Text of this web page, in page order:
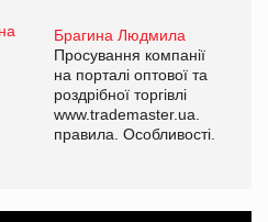
Брагина Людмила
Просування компанії
на порталі оптової та
роздрібної торгівлі
www.trademaster.ua.
правила. Особливості.